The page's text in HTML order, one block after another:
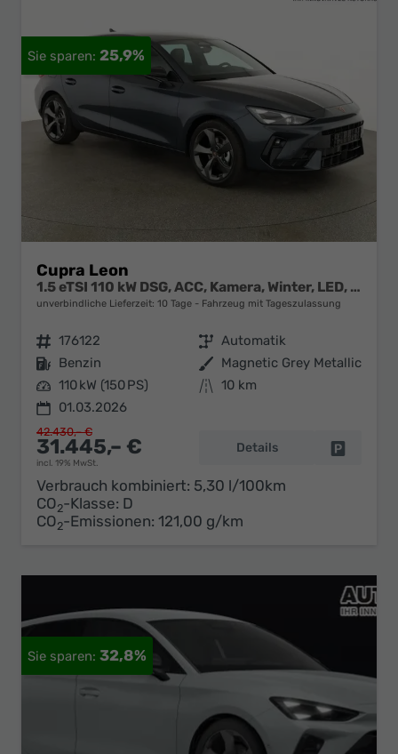
25,9%
Cupra Leon
1.5 eTSI 110 kW DSG, ACC, Kamera, Winter, LED, 18-Zoll, sofort
unverbindliche Lieferzeit: 10 Tage Fahrzeug mit Tageszulassung
Fahrzeugnr. 176122 Getriebe Automatik
Kraftstoff Benzin Außenfarbe Magnetic Grey Metallic
Leistung 110 kW (150 PS) Kilometerstand 10 km
01.03.2026
31.445,– €
incl. 19% MwSt.
42.430,– €
Details
Verbrauch kombiniert: 5,30 l/100km
CO2-Klasse: D
CO2-Emissionen: 121,00 g/km
32,8%